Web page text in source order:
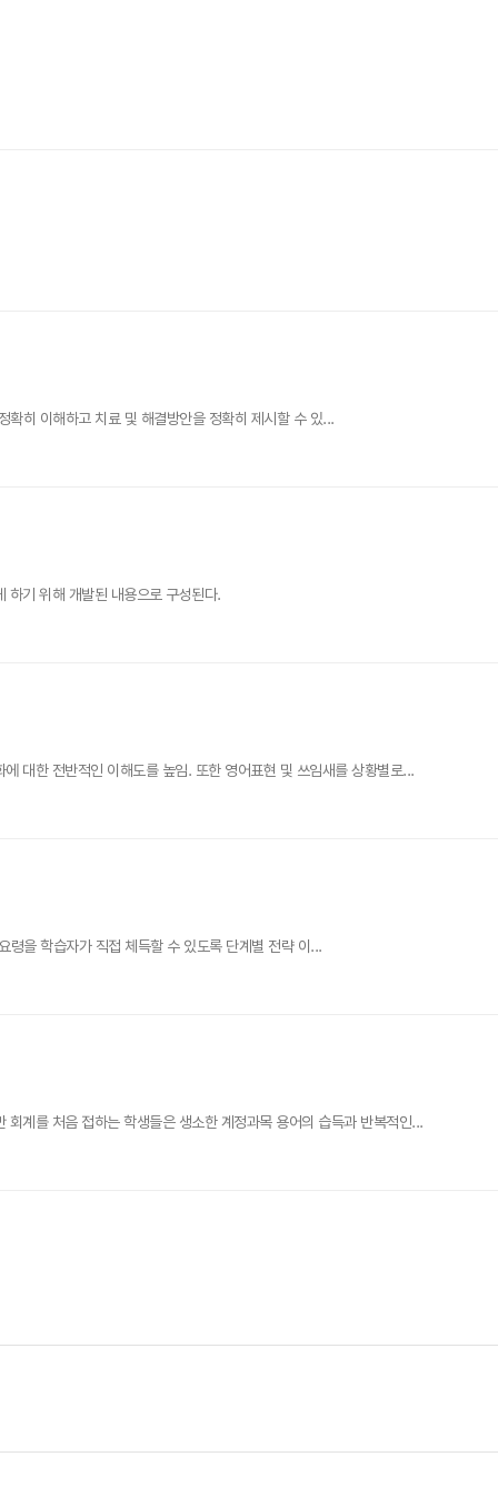
히 이해하고 치료 및 해결방안을 정확히 제시할 수 있...
하기 위해 개발된 내용으로 구성된다.
대한 전반적인 이해도를 높임. 또한 영어표현 및 쓰임새를 상황별로...
을 학습자가 직접 체득할 수 있도록 단계별 전략 이...
계를 처음 접하는 학생들은 생소한 계정과목 용어의 습득과 반복적인...